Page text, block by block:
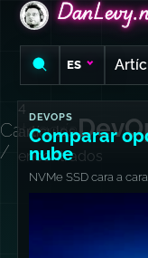
DanLevy.net
ES
Categoría
/
4
artículos
encontrados
DEVOPS
Comparar
nube
NVMe SSD cara a